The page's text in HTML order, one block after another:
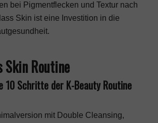
bei Pigmentflecken und Textur nach
Skin ist eine Investition in die
Skin Routine
10 Schritte der K-Beauty Routine
mit Double Cleansing,